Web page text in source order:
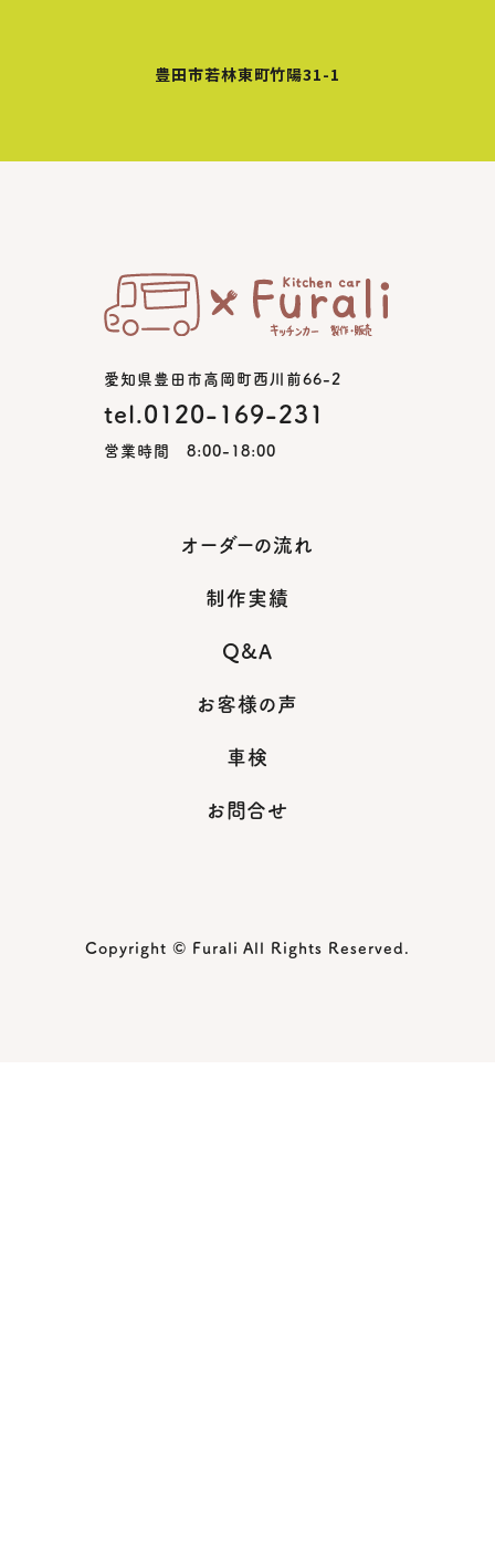
豊田市若林東町竹陽31-1
愛知県豊田市高岡町西川前66-2
tel.0120-169-231
営業時間 8:00-18:00
オーダーの流れ
制作実績
Q&A
お客様の声
車検
お問合せ
Copyright © Furali All Rights Reserved.